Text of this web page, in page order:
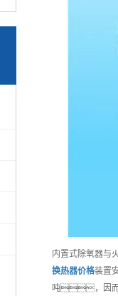
内置式除氧器
换热器价格装置
吨，因而